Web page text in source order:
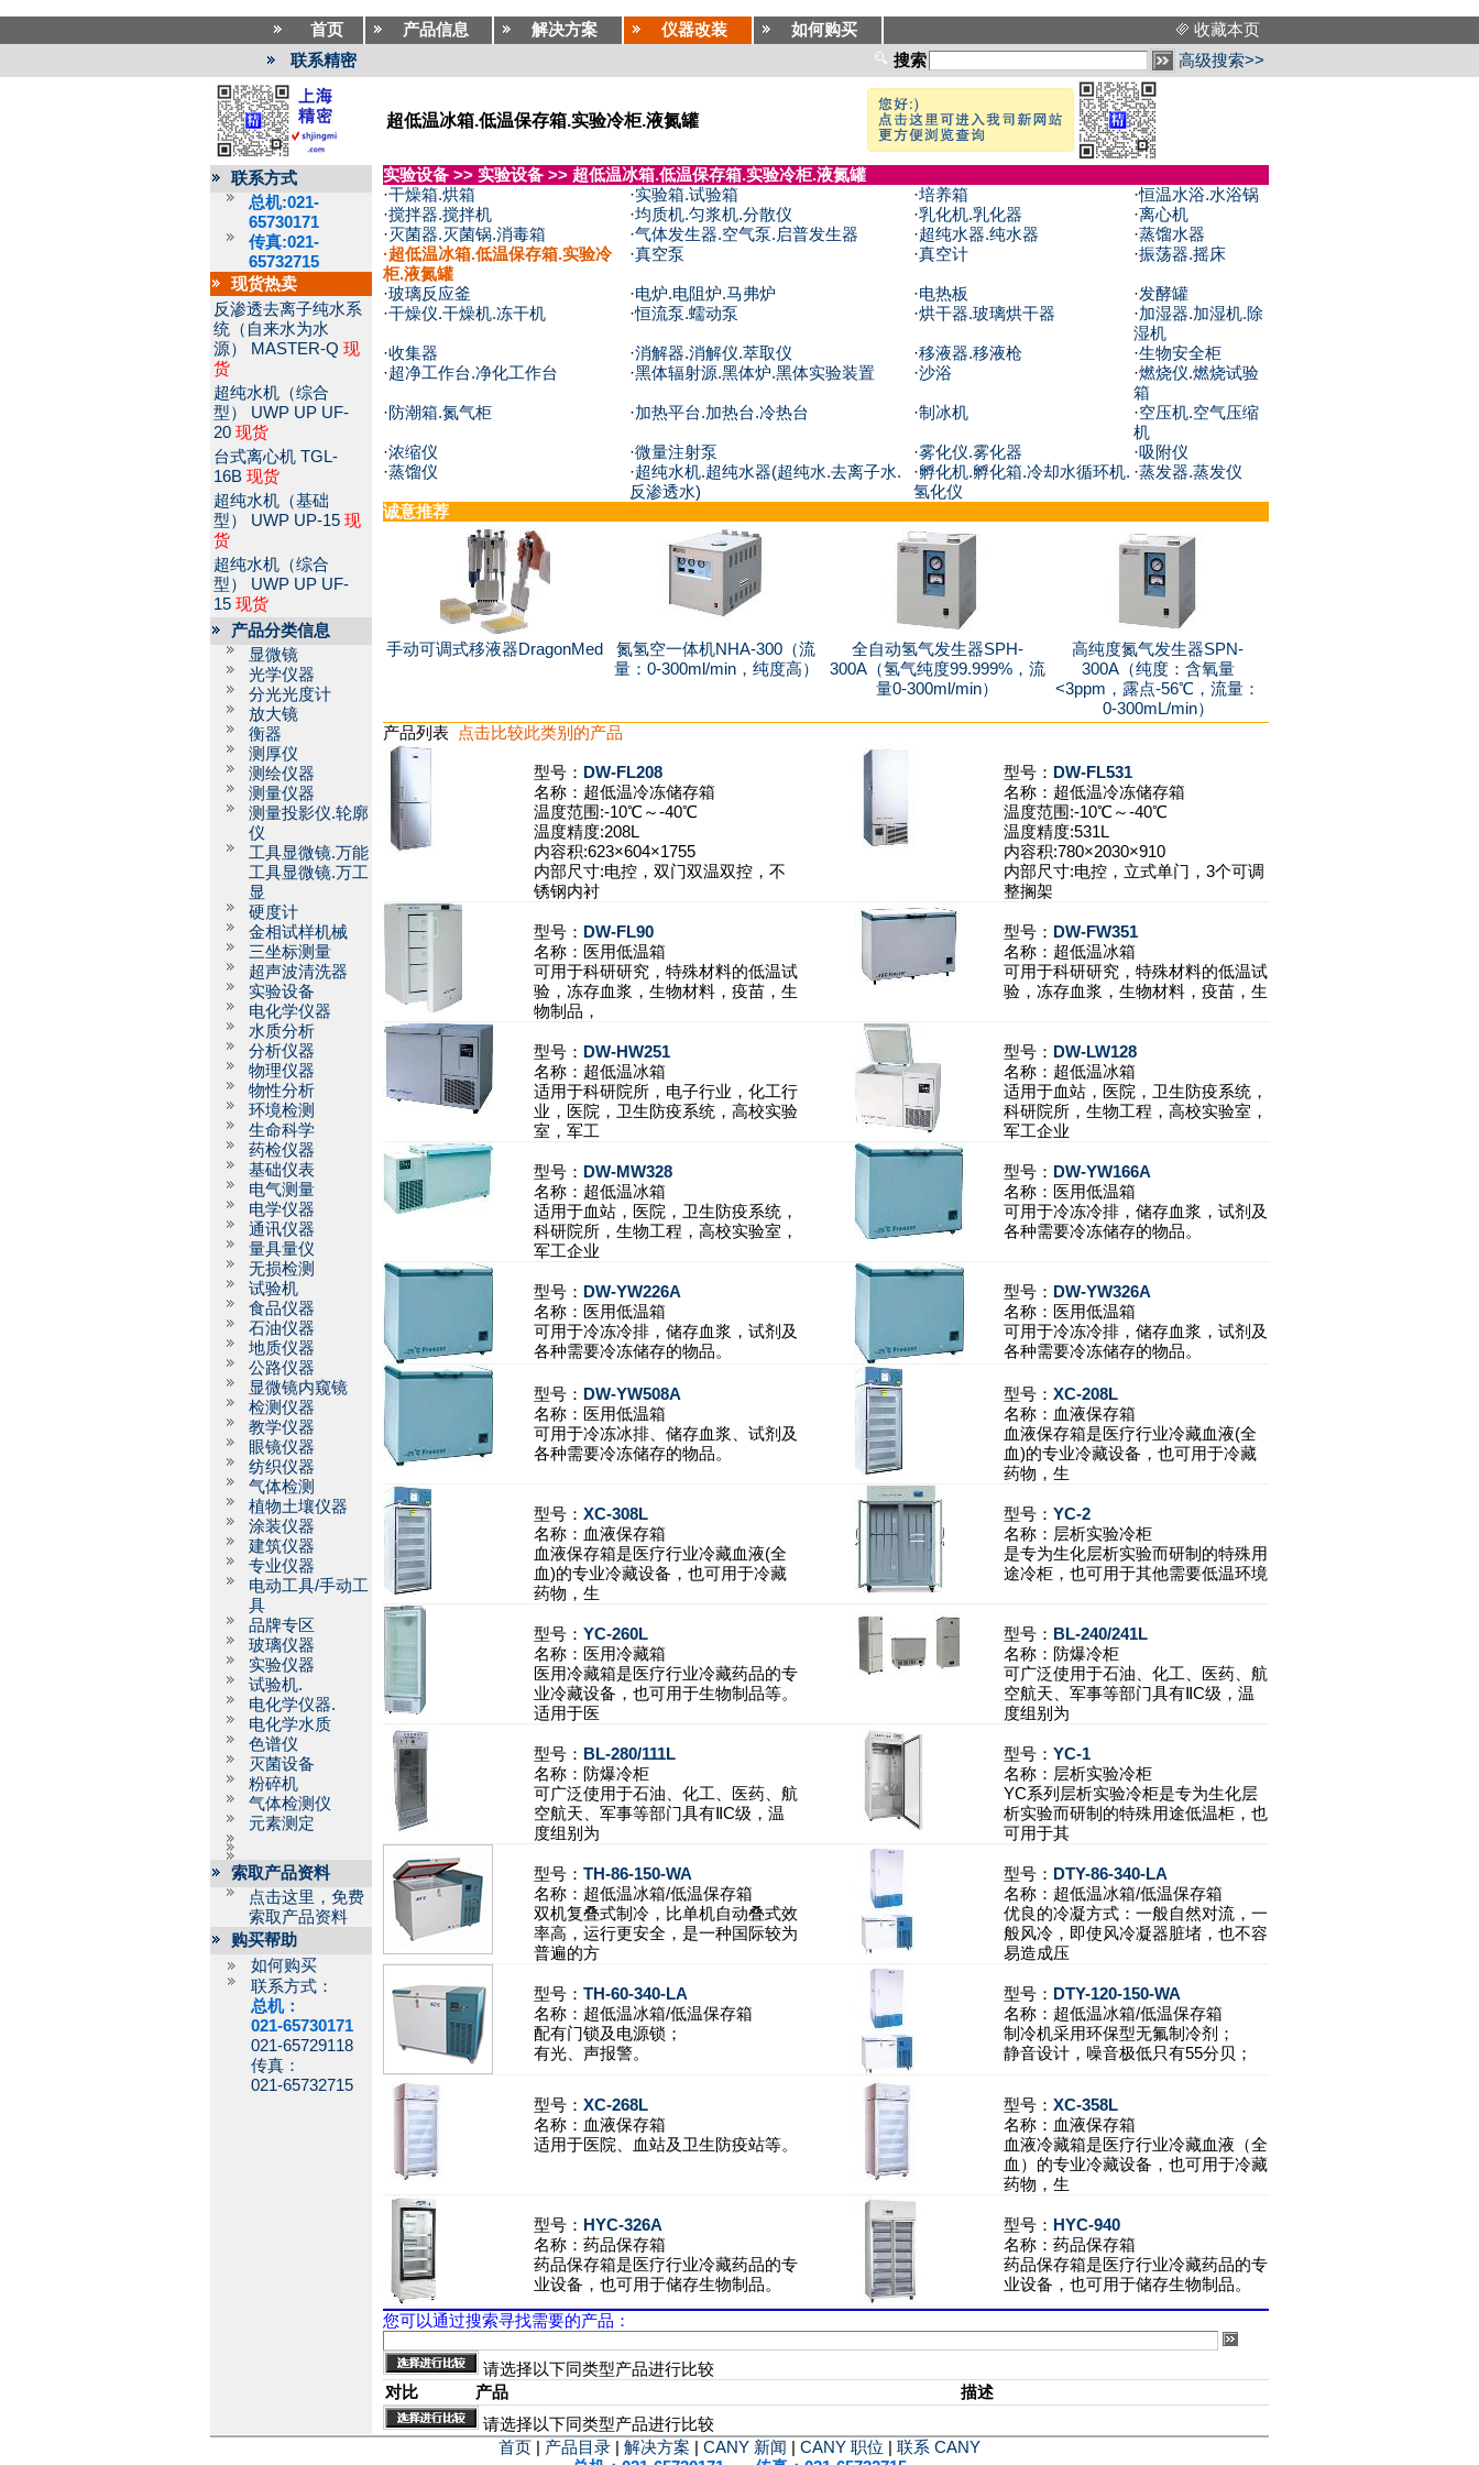
首页 产品信息 解决方案 仪器改装 如何购买
收藏本页
联系精密
搜索 高级搜索>>
超低温冰箱.低温保存箱.实验冷柜.液氮罐
联系方式
总机:021-
65730171
传真:021-
65732715
现货热卖
反渗透去离子纯水系
统（自来水为水
源）
MASTER-Q 现
货
超纯水机（综合
型）
UWP UP UF-
20 现货
台式离心机 TGL-
16B 现货
超纯水机（基础
型）
UWP UP-15 现
货
超纯水机（综合
型）
UWP UP UF-
15 现货
产品分类信息
显微镜
光学仪器
分光光度计
放大镜
衡器
测厚仪
测绘仪器
测量仪器
测量投影仪.轮廓
仪
工具显微镜.万能
工具显微镜.万工
显
硬度计
金相试样机械
三坐标测量
超声波清洗器
实验设备
电化学仪器
水质分析
分析仪器
物理仪器
物性分析
环境检测
生命科学
药检仪器
基础仪表
电气测量
电学仪器
通讯仪器
量具量仪
无损检测
试验机
食品仪器
石油仪器
地质仪器
公路仪器
显微镜内窥镜
检测仪器
教学仪器
眼镜仪器
纺织仪器
气体检测
植物土壤仪器
涂装仪器
建筑仪器
专业仪器
电动工具/手动工
具
品牌专区
玻璃仪器
实验仪器
试验机.
电化学仪器.
电化学水质
色谱仪
灭菌设备
粉碎机
气体检测仪
元素测定
索取产品资料
点击这里，免费
索取产品资料
购买帮助
如何购买
联系方式：
总机：
021-65730171
021-65729118
传真：
021-65732715
实验设备 >> 实验设备 >> 超低温冰箱.低温保存箱.实验冷柜.液氮罐
·干燥箱.烘箱 ·实验箱.试验箱 ·培养箱 ·恒温水浴.水浴锅
·搅拌器.搅拌机 ·均质机.匀浆机.分散仪 ·乳化机.乳化器 ·离心机
·灭菌器.灭菌锅.消毒箱 ·气体发生器.空气泵.启普发生器 ·超纯水器.纯水器 ·蒸馏水器
·超低温冰箱.低温保存箱.实验冷
柜.液氮罐
·真空泵 ·真空计 ·振荡器.摇床
·玻璃反应釜 ·电炉.电阻炉.马弗炉 ·电热板 ·发酵罐
·干燥仪.干燥机.冻干机 ·恒流泵.蠕动泵 ·烘干器.玻璃烘干器 ·加湿器.加湿机.除
湿机
·收集器 ·消解器.消解仪.萃取仪 ·移液器.移液枪 ·生物安全柜
·超净工作台.净化工作台 ·黑体辐射源.黑体炉.黑体实验装置 ·沙浴 ·燃烧仪.燃烧试验
箱
·防潮箱.氮气柜 ·加热平台.加热台.冷热台 ·制冰机 ·空压机.空气压缩
机
·浓缩仪 ·微量注射泵 ·雾化仪.雾化器 ·吸附仪
·蒸馏仪 ·超纯水机.超纯水器(超纯水.去离子水.
反渗透水)
·孵化机.孵化箱.冷却水循环机.
氢化仪
·蒸发器.蒸发仪
诚意推荐
手动可调式移液器DragonMed
氮氢空一体机NHA-300（流
量：0-300ml/min，纯度高）
全自动氢气发生器SPH-
300A（氢气纯度99.999%，流
量0-300ml/min）
高纯度氮气发生器SPN-
300A（纯度：含氧量
<3ppm，露点-56℃，流量：
0-300mL/min）
产品列表
点击比较此类别的产品
型号： DW-FL208
名称： 超低温冷冻储存箱
温度范围:-10℃～-40℃
温度精度:208L
内容积:623×604×1755
内部尺寸:电控，双门双温双控，不
锈钢内衬
型号： DW-FL531
名称： 超低温冷冻储存箱
温度范围:-10℃～-40℃
温度精度:531L
内容积:780×2030×910
内部尺寸:电控，立式单门，3个可调
整搁架
型号： DW-FL90
名称： 医用低温箱
可用于科研研究，特殊材料的低温试
验，冻存血浆，生物材料，疫苗，生
物制品，
型号： DW-FW351
名称： 超低温冰箱
可用于科研研究，特殊材料的低温试
验，冻存血浆，生物材料，疫苗，生
型号： DW-HW251
名称： 超低温冰箱
适用于科研院所，电子行业，化工行
业，医院，卫生防疫系统，高校实验
室，军工
型号： DW-LW128
名称： 超低温冰箱
适用于血站，医院，卫生防疫系统，
科研院所，生物工程，高校实验室，
军工企业
型号： DW-MW328
名称： 超低温冰箱
适用于血站，医院，卫生防疫系统，
科研院所，生物工程，高校实验室，
军工企业
型号： DW-YW166A
名称： 医用低温箱
可用于冷冻冷排，储存血浆，试剂及
各种需要冷冻储存的物品。
型号： DW-YW226A
名称： 医用低温箱
可用于冷冻冷排，储存血浆，试剂及
各种需要冷冻储存的物品。
型号： DW-YW326A
名称： 医用低温箱
可用于冷冻冷排，储存血浆，试剂及
各种需要冷冻储存的物品。
型号： DW-YW508A
名称： 医用低温箱
可用于冷冻冰排、储存血浆、试剂及
各种需要冷冻储存的物品。
型号： XC-208L
名称： 血液保存箱
血液保存箱是医疗行业冷藏血液(全
血)的专业冷藏设备，也可用于冷藏
药物，生
型号： XC-308L
名称： 血液保存箱
血液保存箱是医疗行业冷藏血液(全
血)的专业冷藏设备，也可用于冷藏
药物，生
型号： YC-2
名称： 层析实验冷柜
是专为生化层析实验而研制的特殊用
途冷柜，也可用于其他需要低温环境
型号： YC-260L
名称： 医用冷藏箱
医用冷藏箱是医疗行业冷藏药品的专
业冷藏设备，也可用于生物制品等。
适用于医
型号： BL-240/241L
名称： 防爆冷柜
可广泛使用于石油、化工、医药、航
空航天、军事等部门具有ⅡC级，温
度组别为
型号： BL-280/111L
名称： 防爆冷柜
可广泛使用于石油、化工、医药、航
空航天、军事等部门具有ⅡC级，温
度组别为
型号： YC-1
名称： 层析实验冷柜
YC系列层析实验冷柜是专为生化层
析实验而研制的特殊用途低温柜，也
可用于其
型号： TH-86-150-WA
名称： 超低温冰箱/低温保存箱
双机复叠式制冷，比单机自动叠式效
率高，运行更安全，是一种国际较为
普遍的方
型号： DTY-86-340-LA
名称： 超低温冰箱/低温保存箱
优良的冷凝方式：一般自然对流，一
般风冷，即使风冷凝器脏堵，也不容
易造成压
型号： TH-60-340-LA
名称： 超低温冰箱/低温保存箱
配有门锁及电源锁；
有光、声报警。
型号： DTY-120-150-WA
名称： 超低温冰箱/低温保存箱
制冷机采用环保型无氟制冷剂；
静音设计，噪音极低只有55分贝；
型号： XC-268L
名称： 血液保存箱
适用于医院、血站及卫生防疫站等。
型号： XC-358L
名称： 血液保存箱
血液冷藏箱是医疗行业冷藏血液（全
血）的专业冷藏设备，也可用于冷藏
药物，生
型号： HYC-326A
名称： 药品保存箱
药品保存箱是医疗行业冷藏药品的专
业设备，也可用于储存生物制品。
型号： HYC-940
名称： 药品保存箱
药品保存箱是医疗行业冷藏药品的专
业设备，也可用于储存生物制品。
您可以通过搜索寻找需要的产品：
请选择以下同类型产品进行比较
对比
产品
描述
请选择以下同类型产品进行比较
首页
产品目录 解决方案 CANY 新闻 CANY 职位
联系 CANY